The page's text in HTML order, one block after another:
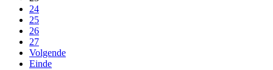
24
25
26
27
Volgende
Einde